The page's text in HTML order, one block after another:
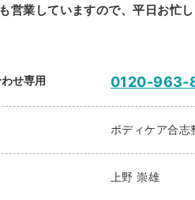
営業していますので、平日お忙
せ専用 0120-963-
ボディケア合志
上野 崇雄